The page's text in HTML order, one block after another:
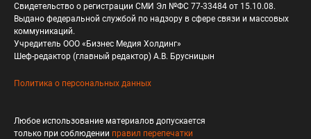
Свидетельство о регистрации СМИ Эл №ФС 77-33484 от 15.10.08.
Выдано федеральной службой по надзору в сфере связи и массовых
коммуникаций.
Учредитель ООО «Бизнес Медия Холдинг»
Шеф-редактор (главный редактор) А.В. Брусницын
Политика о персональных данных
Любое использование материалов допускается
только при соблюдении правил перепечатки